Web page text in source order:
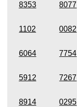
8353 8077
1102 0082
6064 7754
5912 7267
8914 0295